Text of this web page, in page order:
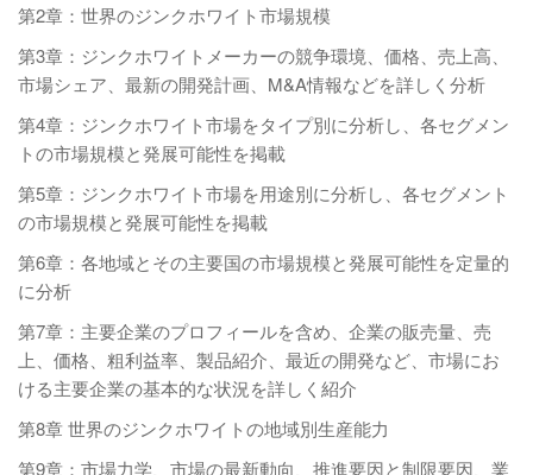
第2章：世界のジンクホワイト市場規模
第3章：ジンクホワイトメーカーの競争環境、価格、売上高、
市場シェア、最新の開発計画、M&A情報などを詳しく分析
第4章：ジンクホワイト市場をタイプ別に分析し、各セグメン
トの市場規模と発展可能性を掲載
第5章：ジンクホワイト市場を用途別に分析し、各セグメント
の市場規模と発展可能性を掲載
第6章：各地域とその主要国の市場規模と発展可能性を定量的
に分析
第7章：主要企業のプロフィールを含め、企業の販売量、売
上、価格、粗利益率、製品紹介、最近の開発など、市場にお
ける主要企業の基本的な状況を詳しく紹介
第8章 世界のジンクホワイトの地域別生産能力
第9章：市場力学、市場の最新動向、推進要因と制限要因、業